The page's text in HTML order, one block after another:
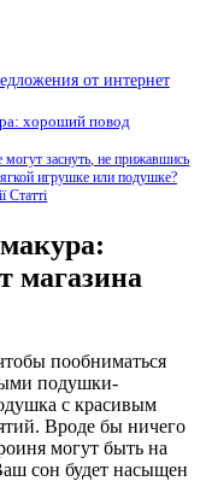
от интернет
хороший повод
заснуть, не прижавшись
игрушке или подушке?
Статті
магазина
пообниматься
подушки-
с красивым
Вроде бы ничего
могут быть на
сон будет насыщен